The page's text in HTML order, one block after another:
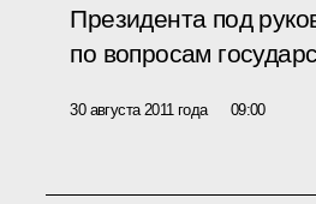
Президента под
по вопросам
30 августа 2011 года 09:00